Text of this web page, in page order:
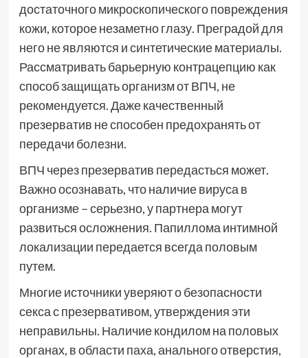
достаточного микроскопического повреждения
кожи, которое незаметно глазу. Преградой для
него не являются и синтетические материалы.
Рассматривать барьерную контрацепцию как
способ защищать организм от ВПЧ, не
рекомендуется. Даже качественный
презерватив не способен предохранять от
передачи болезни.
ВПЧ через презерватив передасться может.
Важно осознавать, что наличие вируса в
организме – серьезно, у партнера могут
развиться осложнения. Папиллома интимной
локализации передается всегда половым
путем.
Многие источники уверяют о безопасности
секса с презервативом, утверждения эти
неправильны. Наличие кондилом на половых
органах, в области паха, анального отверстия,